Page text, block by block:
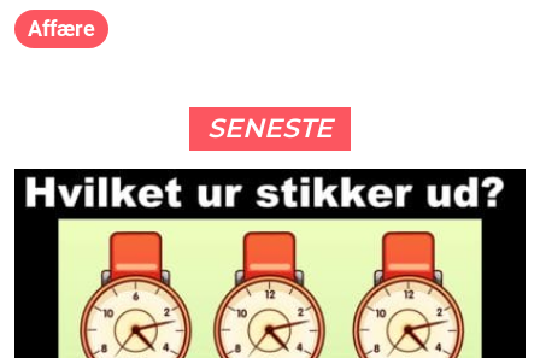
Affære
SENESTE